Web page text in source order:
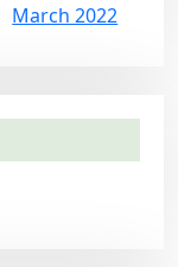
March 2022